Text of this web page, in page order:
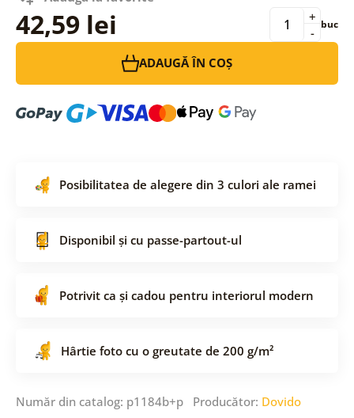
42,59 lei -
+ buc
ADAUGĂ ÎN COȘ
Posibilitatea de alegere din 3 culori ale ramei
Disponibil și cu passe-partout-ul
Potrivit ca și cadou pentru interiorul modern
Hârtie foto cu o greutate de 200 g/m²
Număr din catalog: p1184b+p Producător: Dovido